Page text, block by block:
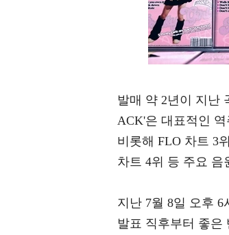
발매 약 2년이 지난
ACK'은 대표적인
비롯해 FLO 차트 3
차트 4위 등 주요 음
지난 7월 8일 오후
발표 직후부터 좋은